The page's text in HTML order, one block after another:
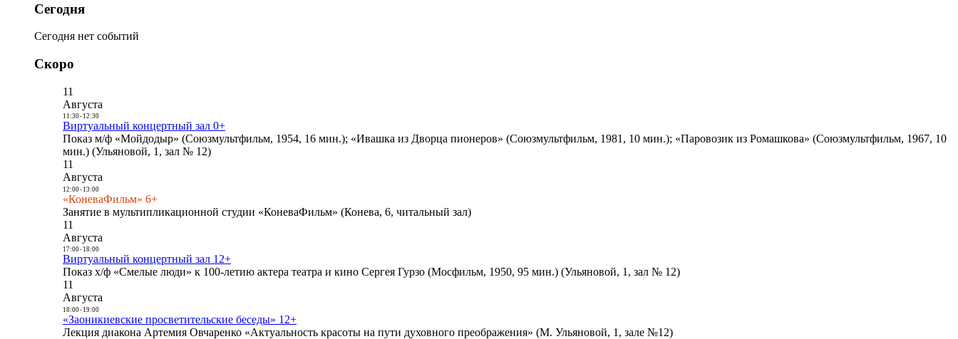
Сегодня
Сегодня нет событий
Скоро
11
Августа
11:30- 12:30
Виртуальный концертный зал 0+
Показ м/ф «Мойдодыр» (Союзмультфильм, 1954, 16 мин.); «Ивашка из Дворца пионеров» (Союзмультфильм, 1981, 10 мин.); «Паровозик из Ромашкова» (Союзмультфильм, 1967, 10
мин.) (Ульяновой, 1, зал № 12)
11
Августа
12:00- 13:00
«КоневаФильм» 6+
Занятие в мультипликационной студии «КоневаФильм» (Конева, 6, читальный зал)
11
Августа
17:00- 18:00
Виртуальный концертный зал 12+
Показ х/ф «Смелые люди» к 100-летию актера театра и кино Сергея Гурзо (Мосфильм, 1950, 95 мин.) (Ульяновой, 1, зал № 12)
11
Августа
18:00- 19:00
«Заоникиевские просветительские беседы» 12+
Лекция диакона Артемия Овчаренко «Актуальность красоты на пути духовного преображения» (М. Ульяновой, 1, зале №12)